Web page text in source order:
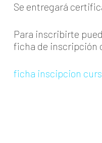
Se entregará
Para inscribirte
ficha de inscripción
ficha inscipcion